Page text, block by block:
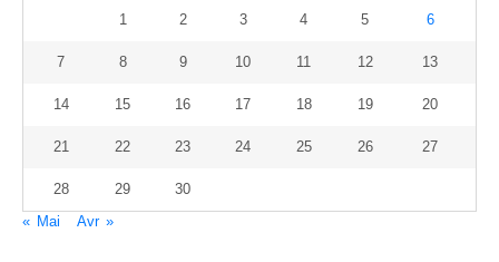
1 2 3 4 5 6
7 8 9 10 11 12 13
14 15 16 17 18 19 20
21 22 23 24 25 26 27
28 29
30
« Mai
Avr »